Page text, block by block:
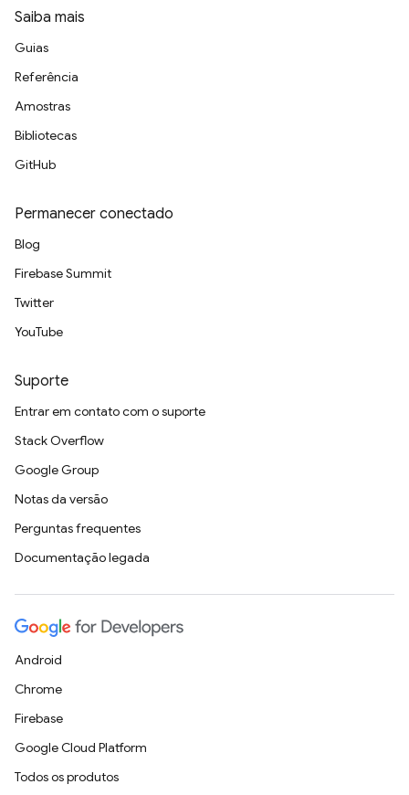
Saiba mais
Guias
Referência
Amostras
Bibliotecas
GitHub
Permanecer conectado
Blog
Firebase Summit
Twitter
YouTube
Suporte
Entrar em contato com o suporte
Stack Overflow
Google Group
Notas da versão
Perguntas frequentes
Documentação legada
Android
Chrome
Firebase
Google Cloud Platform
Todos os produtos